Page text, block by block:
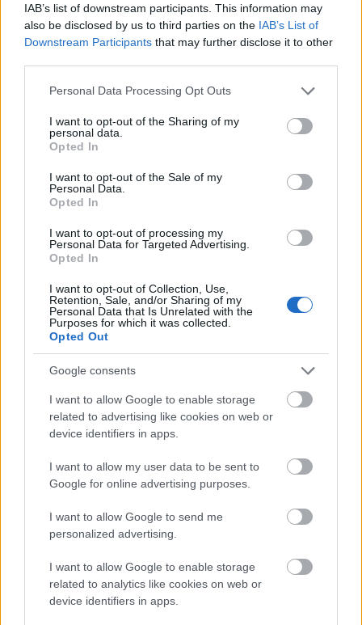
IAB’s list of downstream participants. This information may
also be disclosed by us to third parties on the IAB’s List of
Downstream Participants that may further disclose it to other
Please note that this website/app uses one or more Google
not limited to your visit or usage behaviour. You may click to
grant or deny consent to Google and its third-party tags to
use your data for below specified purposes in below Google
consent section.
Personal Data Processing Opt Outs
I want to opt-out of the Sharing of my
personal data.
Opted In
I want to opt-out of the Sale of my
Personal Data.
Opted In
I want to opt-out of processing my
Personal Data for Targeted Advertising.
Opted In
I want to opt-out of Collection, Use,
Retention, Sale, and/or Sharing of my
Personal Data that Is Unrelated with the
Purposes for which it was collected.
Opted Out
Google consents
I want to allow Google to enable storage
related to advertising like cookies on web or
device identifiers in apps.
I want to allow my user data to be sent to
Google for online advertising purposes.
I want to allow Google to send me
personalized advertising.
I want to allow Google to enable storage
related to analytics like cookies on web or
device identifiers in apps.
Hétfőn olvashattuk, hogy Papp Magor, a Magyar Rezidens
Szövetség elnökeszerint a rezidensek szkeptikusak az ösztöndíjjal
kapcsolatban, szövetségüknél nagyjából tízen érdeklődtek, illetve
Ugyanekkor Paphalmi Rita, az Egészségügyi Engedélyezési és
Közigazgatási Hivatal elnökhelyettese a hvg.hu-nak azt
"A meghirdetett hatszáz helyre eddig százas nagyságrendben
jelentkeztek."
kellene...... Ugyanis egész pontosan 99 szakorvos-jelölt és 11
szakgyógyszerész-jelölt
pályázatát az Egészségügyi
Engedélyezési és Közigazgatási Hivatalhoz. Szócskáék tovább
Szerintem ismét csúfos bukás lesz.
nevetségesen alacsony, a műszakpótlékok tervezett
csökkentése/eltörlése pedig érzékenyen érinti őket is. Naná, hogy
nem akarnak lemondani a hálapénzről. Vagy mennek külföldre, ahol
tárt karokkal, és normális bérekkel várják őket.
Akárcsak a nővéreket. Pécsről legalább 25 (egyes hírek szerint 40-
en) távozott/távozik hamarosan Németországba. Kintlétük első
ekkor havi 1700-1800 eurós fizetést és ingyenszállást kapnak, majd
nettó 2000 eurós bérre számíthatnak.
"– Idehaza minimálbér körüli összeget keresünk, három
Odakint ennek legalább a háromszorosát, vagy akár
többet is –mondta
a nővér. – Nem jókedvünkből
megyünk el, hanem muszájból. Sajnos ez a
betegellátáson máris érezhető, nyilván a páciensek is
érzékelik, hogy milyen feszült a légkör, és azt is, hogy
kevesebben vagyunk a kelleténél."